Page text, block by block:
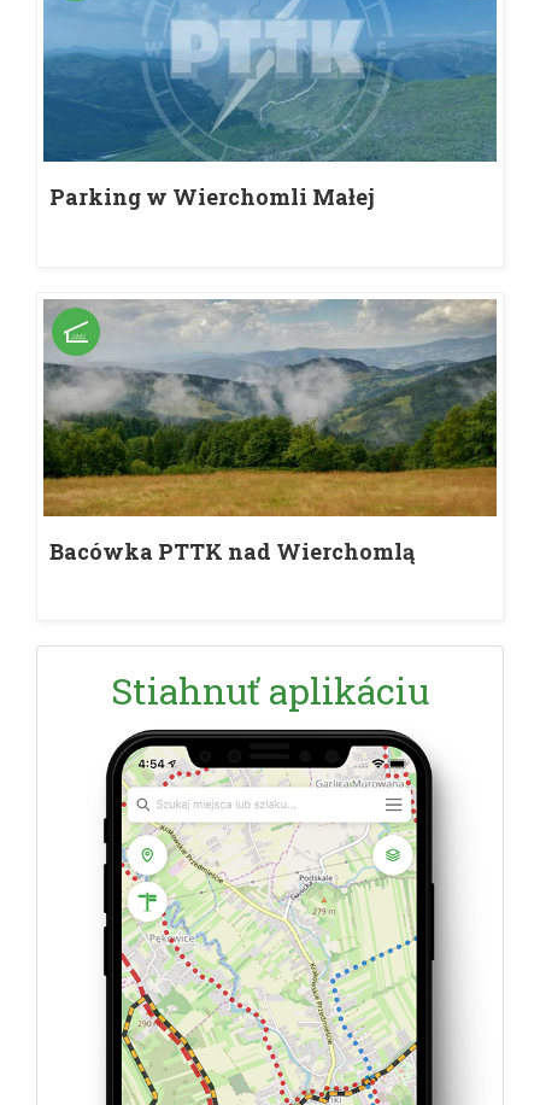
Parking w Wierchomli Małej
Bacówka PTTK nad Wierchomlą
Stiahnuť aplikáciu